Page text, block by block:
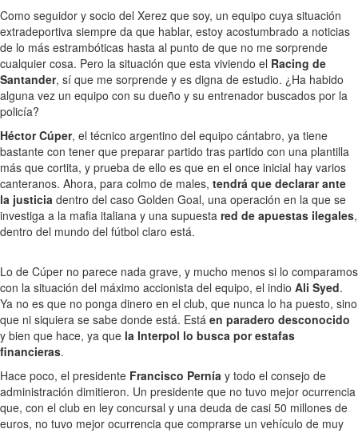
Como seguidor y socio del Xerez que soy, un equipo cuya situación
extradeportiva siempre da que hablar, estoy acostumbrado a noticias
de lo más estrambóticas hasta al punto de que no me sorprende
cualquier cosa. Pero la situación que esta viviendo el Racing de
Santander, sí que me sorprende y es digna de estudio. ¿Ha habido
alguna vez un equipo con su dueño y su entrenador buscados por la
policía?
Héctor Cúper, el técnico argentino del equipo cántabro, ya tiene
bastante con tener que preparar partido tras partido con una plantilla
más que cortita, y prueba de ello es que en el once inicial hay varios
canteranos. Ahora, para colmo de males, tendrá que declarar ante
la justicia dentro del caso Golden Goal, una operación en la que se
investiga a la mafia italiana y una supuesta red de apuestas ilegales,
dentro del mundo del fútbol claro está.
Lo de Cúper no parece nada grave, y mucho menos si lo comparamos
con la situación del máximo accionista del equipo, el indio Ali Syed.
Ya no es que no ponga dinero en el club, que nunca lo ha puesto, sino
que ni siquiera se sabe donde está. Está en paradero desconocido
y bien que hace, ya que la Interpol lo busca por estafas
financieras.
Hace poco, el presidente Francisco Pernía y todo el consejo de
administración dimitieron. Un presidente que no tuvo mejor ocurrencia
que, con el club en ley concursal y una deuda de casi 50 millones de
euros, no tuvo mejor ocurrencia que comprarse un vehículo de muy